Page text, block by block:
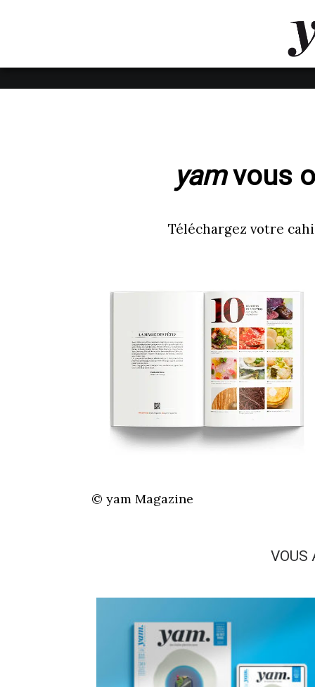
yamvous
Téléchargez votre
© yam Magazine
VOUS